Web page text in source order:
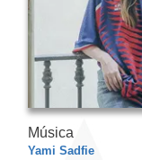
Música
Yami Sadfie